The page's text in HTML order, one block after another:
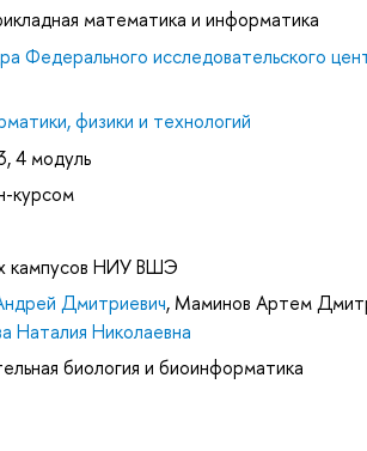
математика и информатика
Федерального исследовательского
физики и технологий
4 модуль
курсом
кампусов НИУ ВШЭ
Дмитриевич, Маминов Артем
Наталия Николаевна
биология и биоинформатика